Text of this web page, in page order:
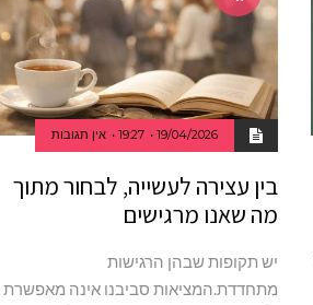
19/04/2026
19:27 אין תגובות
בין עצירה לעשייה, לבחור מתוך
מה שאנו מרגישים
יש תקופות שבהן הרגישות
מתחדדת.המציאות סביבנו אינה מאפשרת